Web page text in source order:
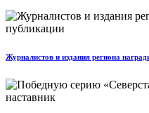
Журналистов и издания региона